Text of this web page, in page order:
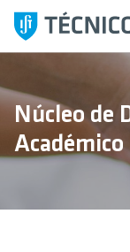
l
a
a
a
Núcleo de
Académico